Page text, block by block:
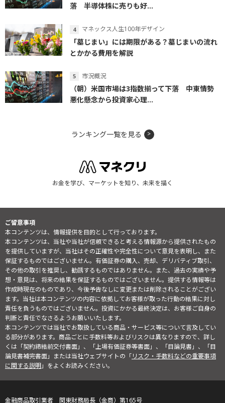
落 半導体株に売りも好...
マネックス人生100年デザイン
「墓じまい」には期限がある？墓じまいの流れ
とかかる費用を解説
市況概況
（朝）米国市場は3指数揃って下落 中東情勢
悪化懸念から投資家心理...
ランキング一覧を見る
お金を学び、マーケットを知り、未来を描く
ご留意事項
本コンテンツは、情報提供を目的として行っております。
本コンテンツは、当社や当社が信頼できると考える情報源から提供されたもの
を提供していますが、当社はその正確性や完全性について意見を表明し、また
保証するものではございません。有価証券の購入、売却、デリバティブ取引、
その他の取引を推奨し、勧誘するものではありません。また、過去の実績や予
想・意見は、将来の結果を保証するものではございません。提供する情報等は
作成時現在のものであり、今後予告なしに変更または削除されることがござい
ます。当社は本コンテンツの内容に依拠してお客様が取った行動の結果に対し
責任を負うものではございません。投資にかかる最終決定は、お客様ご自身の
判断と責任でなさるようお願いいたします。
本コンテンツでは当社でお取扱している商品・サービス等について言及してい
る部分があります。商品ごとに手数料等およびリスクは異なりますので、詳し
くは「契約締結前交付書面」、「上場有価証券等書面」、「目論見書」、「目
論見書補完書面」または当社ウェブサイトの「リスク・手数料などの重要事項
に関する説明」をよくお読みください。
金融商品取引業者 関東財務局長（金商）第165号